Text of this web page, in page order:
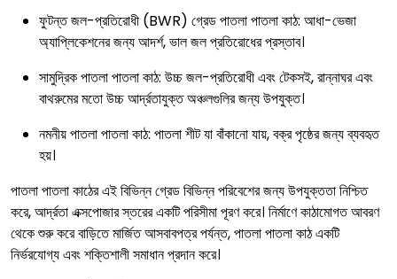
ফুটন্ত জল-প্রতিরোধী (BWR) গ্রেড পাতলা পাতলা কাঠ: আধা-ভেজা
অ্যাপ্লিকেশনের জন্য আদর্শ, ভাল জল প্রতিরোধের প্রস্তাব।
সামুদ্রিক পাতলা পাতলা কাঠ: উচ্চ জল-প্রতিরোধী এবং টেকসই, রান্নাঘর এবং
বাথরুমের মতো উচ্চ আর্দ্রতাযুক্ত অঞ্চলগুলির জন্য উপযুক্ত।
নমনীয় পাতলা পাতলা কাঠ: পাতলা শীট যা বাঁকানো যায়, বক্র পৃষ্ঠের জন্য ব্যবহৃত
হয়।
পাতলা পাতলা কাঠের এই বিভিন্ন গ্রেড বিভিন্ন পরিবেশের জন্য উপযুক্ততা নিশ্চিত
করে, আর্দ্রতা এক্সপোজার স্তরের একটি পরিসীমা পূরণ করে। নির্মাণে কাঠামোগত আবরণ
থেকে শুরু করে বাড়িতে মার্জিত আসবাবপত্র পর্যন্ত, পাতলা পাতলা কাঠ একটি
নির্ভরযোগ্য এবং শক্তিশালী সমাধান প্রদান করে।